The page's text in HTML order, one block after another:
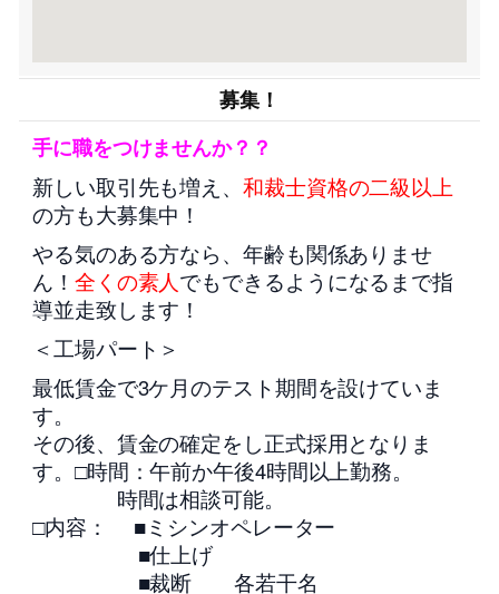
募集！
手に職をつけませんか？？
新しい取引先も増え、 和裁士資格の二級以上
の方も大募集中！
やる気のある方なら、年齢も関係ありませ
ん！ 全くの素人でもできるようになるまで指
導並走致します！
＜工場パート＞
最低賃金で3ケ月のテスト期間を設けていま
す。
その後、賃金の確定をし正式採用となりま
す。□時間：午前か午後4時間以上勤務。
時間は相談可能。
□内容： ■ミシンオペレーター
■仕上げ
■裁断 各若干名